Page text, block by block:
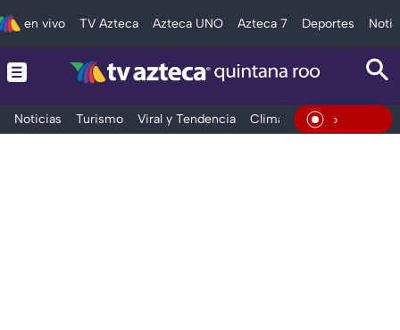
en vivo TV Azteca Azteca UNO Azteca 7 Deportes
Noticias Turismo Viral y Tendencia Clima Tráfico En Vivo